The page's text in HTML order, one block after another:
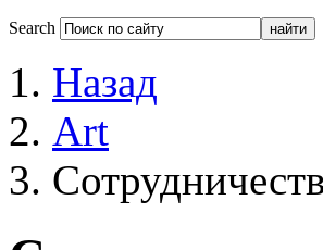
Search
Назад
Art